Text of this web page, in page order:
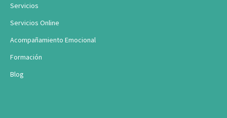
Servicios
Servicios Online
Acompañamiento Emocional
Formación
Blog